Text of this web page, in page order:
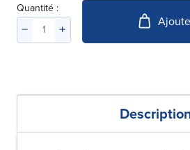
Quantité :